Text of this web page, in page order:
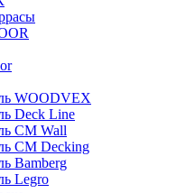
WOODVEX
Deck Line
CM Wall
CM Decking
Bamberg
Legro